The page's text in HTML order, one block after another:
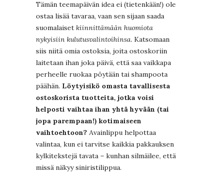
Tämän teemapäivän idea ei (tietenkään!) ole
ostaa lisää tavaraa, vaan sen sijaan saada
suomalaiset kiinnittämään huomiota
nykyisiin kulutusvalintoihinsa. Katsomaan
siis niitä omia ostoksia, joita ostoskoriin
laitetaan ihan joka päivä, että saa vaikkapa
perheelle ruokaa pöytään tai shampoota
päähän. Löytyisikö omasta tavallisesta
ostoskorista tuotteita, jotka voisi
helposti vaihtaa ihan yhtä hyvään (tai
jopa parempaan!) kotimaiseen
vaihtoehtoon? Avainlippu helpottaa
valintaa, kun ei tarvitse kaikkia pakkauksen
kylkitekstejä tavata – kunhan silmäilee, että
missä näkyy siniristilippua.